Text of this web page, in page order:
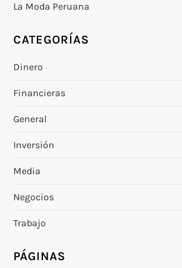
La Moda Peruana
CATEGORÍAS
Dinero
Financieras
General
Inversión
Media
Negocios
Trabajo
PÁGINAS